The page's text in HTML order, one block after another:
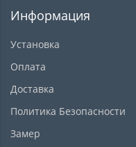
Информация
Установка
Оплата
Доставка
Политика Безопасности
Замер